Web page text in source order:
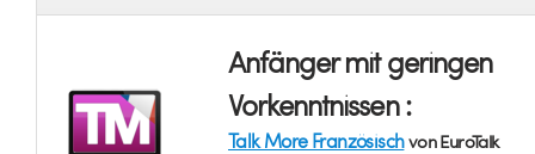
Anfänger mit geringen
Vorkenntnissen :
Talk More Französischvon EuroTalk